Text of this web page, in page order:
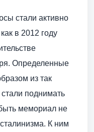
стали активно
в 2012 году
Определенные
из так
поднимать
мемориал не
К ним